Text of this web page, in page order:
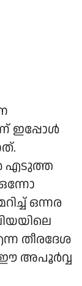
ഇപ്പോൾ
എടുത്ത
ഒന്നര
തീരദേശ
ഈ അപൂർവ്വ